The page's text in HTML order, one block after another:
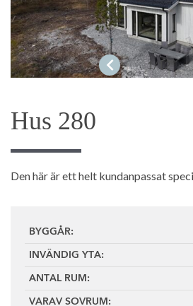
1/12
Hus 280
Den här är ett helt kundanpassat
BYGGÅR:
INVÄNDIG YTA:
ANTAL RUM:
VARAV SOVRUM: